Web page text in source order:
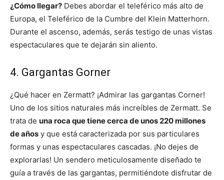
¿Cómo llegar? Debes abordar el teleférico más alto de
Europa, el Teleférico de la Cumbre del Klein Matterhorn.
Durante el ascenso, además, serás testigo de unas vistas
espectaculares que te dejarán sin aliento.
4. Gargantas Gorner
¿Qué hacer en Zermatt? ¡Admirar las gargantas Corner!
Uno de los sitios naturales más increíbles de Zermatt. Se
trata de una roca que tiene cerca de unos 220 millones
de años y que está caracterizada por sus particulares
formas y unas espectaculares cascadas. ¡No dejes de
explorarlas! Un sendero meticulosamente diseñado te
guía a través de las gargantas, permitiéndote disfrutar de